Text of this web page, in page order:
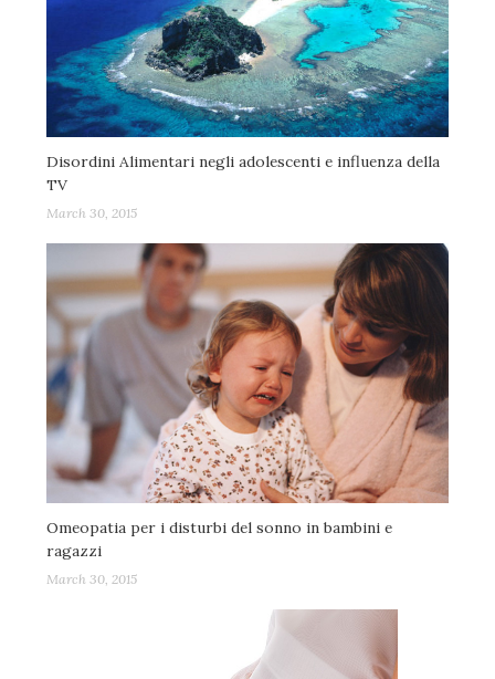
Disordini Alimentari negli adolescenti e influenza della
TV
March 30, 2015
Omeopatia per i disturbi del sonno in bambini e
ragazzi
March 30, 2015